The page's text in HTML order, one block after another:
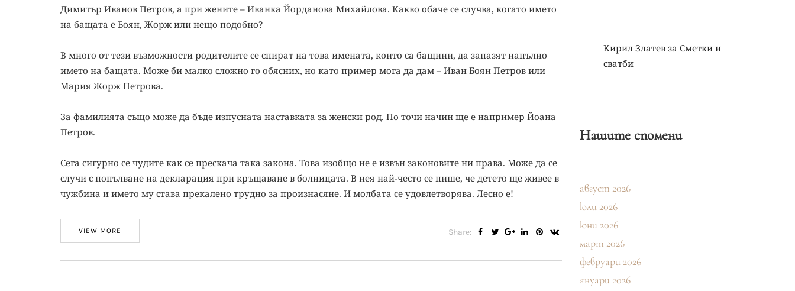
Димитър Иванов Петров, а при жените – Иванка Йорданова Михайлова. Какво обаче се случва, когато името
на бащата е Боян, Жорж или нещо подобно?
В много от тези възможности родителите се спират на това имената, които са бащини, да запазят напълно
името на бащата. Може би малко сложно го обясних, но като пример мога да дам – Иван Боян Петров или
Мария Жорж Петрова.
За фамилията също може да бъде изпусната наставката за женски род. По точи начин ще е например Йоана
Петров.
Сега сигурно се чудите как се прескача така закона. Това изобщо не е извън законовите ни права. Може да се
случи с попълване на декларация при кръщаване в болницата. В нея най-често се пише, че детето ще живее в
чужбина и името му става прекалено трудно за произнасяне. И молбата се удовлетворява. Лесно е!
VIEW MORE Share:
Кирил Златевза Сметки и
сватби
Нашите спомени
август 2026
юли 2026
юни 2026
март 2026
февруари 2026
януари 2026